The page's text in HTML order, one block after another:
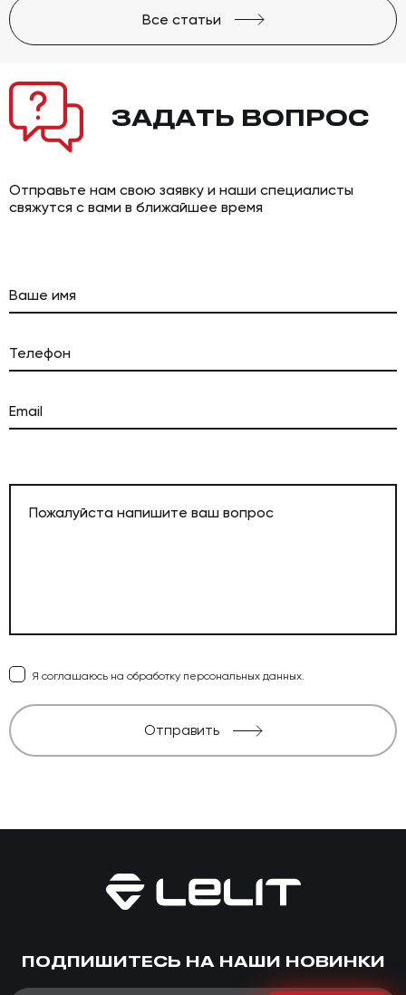
Все статьи
ЗАДАТЬ ВОПРОС
Отправьте нам свою заявку и наши специалисты
свяжутся с вами в ближайшее время
Я соглашаюсь на обработку персональных данных.
Отправить
ПОДПИШИТЕСЬ НА НАШИ НОВИНКИ